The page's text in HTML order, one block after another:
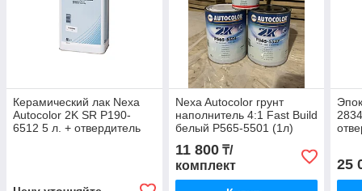
Керамический лак Nexa
Autocolor 2K SR P190-
6512 5 л. + отвердитель
Nexa Autocolor грунт
наполнитель 4:1 Fast Build
белый P565-5501 (1л)
+отвердитель P210-796
(0,2 л)
11 800₸/
комплект
25